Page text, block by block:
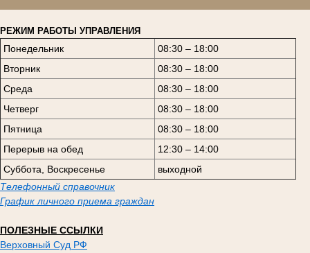
РЕЖИМ РАБОТЫ УПРАВЛЕНИЯ
Понедельник
08:30 – 18:00
Вторник
08:30 – 18:00
Среда
08:30 – 18:00
Четверг
08:30 – 18:00
Пятница
08:30 – 18:00
Перерыв на обед
12:30 – 14:00
Суббота, Воскресенье
выходной
Телефонный справочник
График личного приема граждан
ПОЛЕЗНЫЕ ССЫЛКИ
Верховный Суд РФ